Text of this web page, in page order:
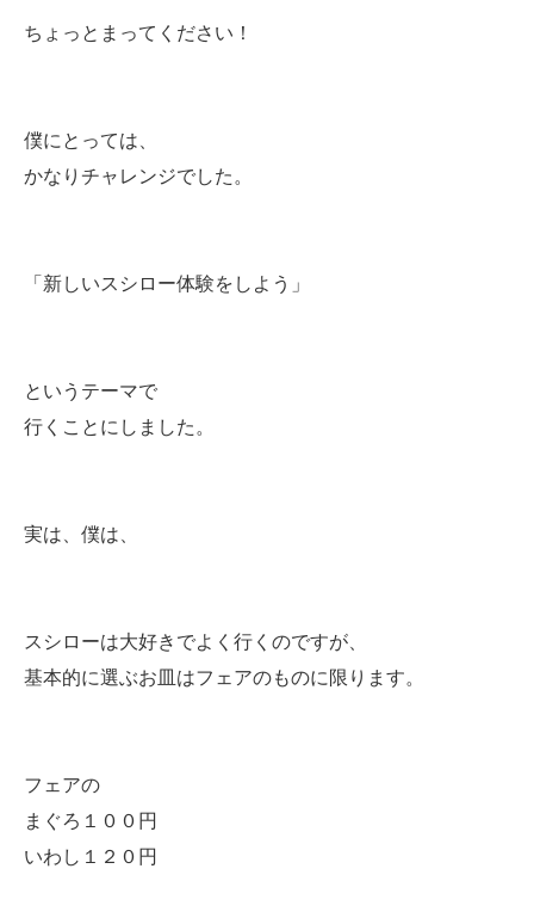
ちょっとまってください！
僕にとっては、
かなりチャレンジでした。
「新しいスシロー体験をしよう」
というテーマで
行くことにしました。
実は、僕は、
スシローは大好きでよく行くのですが、
基本的に選ぶお皿はフェアのものに限ります。
フェアの
まぐろ１００円
いわし１２０円